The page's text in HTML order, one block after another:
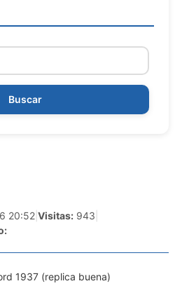
20:52 Visitas: 943
1937 (replica buena)
Buscar